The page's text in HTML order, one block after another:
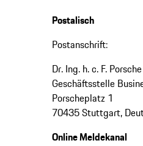
Postalisch
Postanschrift:
Dr. Ing. h. c. F.
Geschäftsstelle
Porscheplatz 1
70435 Stuttgart,
Online Meldekanal